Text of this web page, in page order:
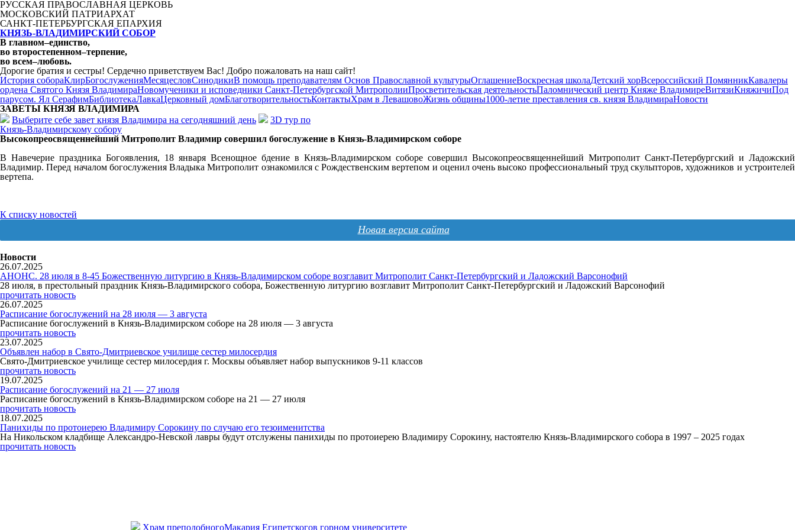
РУССКАЯ ПРАВОСЛАВНАЯ ЦЕРКОВЬ
МОСКОВСКИЙ ПАТРИАРХАТ
САНКТ-ПЕТЕРБУРГСКАЯ ЕПАРХИЯ
КНЯЗЬ-ВЛАДИМИРСКИЙ СОБОР
В главном–единство,
во второстепенном–терпение,
во всем–любовь.
Дорогие братия и сестры! Сердечно приветствуем Вас! Добро пожаловать на наш сайт!
История собораКлирБогослуженияМесяцесловСинодикиВ помощь преподавателям Основ Православной культурыОглашениеВоскресная школаДетский хорВсероссийский ПомянникКавалеры
ордена Святого Князя ВладимираНовомученики и исповедники Санкт-Петербургской МитрополииПросветительская деятельностьПаломнический центр Княже ВладимиреВитязиКняжичиПод
парусом. Ял СерафимБиблиотекаЛавкаЦерковный домБлаготворительностьКонтактыХрам в ЛевашовоЖизнь общины1000-летие преставления св. князя ВладимираНовости
ЗАВЕТЫ КНЯЗЯ ВЛАДИМИРА
Выберите себе завет князя Владимира на сегодняшний день
3D тур по
Князь-Владимирскому собору
Высокопреосвященнейший Митрополит Владимир совершил богослужение в Князь-Владимирском соборе
В Навечерие праздника Богоявления, 18 января Всенощное бдение в Князь-Владимирском соборе совершил Высокопреосвященнейший Митрополит Санкт-Петербургский и Ладожский
Владимир. Перед началом богослужения Владыка Митрополит ознакомился с Рождественским вертепом и оценил очень высоко профессиональный труд скульпторов, художников и устроителей
вертепа.
К списку новостей
Новая версия сайта
Новости
26.07.2025
АНОНС. 28 июля в 8-45 Божественную литургию в Князь-Владимирском соборе возглавит Митрополит Санкт-Петербургский и Ладожский Варсонофий
28 июля, в престольный праздник Князь-Владимирского собора, Божественную литургию возглавит Митрополит Санкт-Петербургский и Ладожский Варсонофий
прочитать новость
26.07.2025
Расписание богослужений на 28 июля — 3 августа
Расписание богослужений в Князь-Владимирском соборе на 28 июля — 3 августа
прочитать новость
23.07.2025
Объявлен набор в Свято-Дмитриевское училище сестер милосердия
Свято-Дмитриевское училище сестер милосердия г. Москвы объявляет набор выпускников 9-11 классов
прочитать новость
19.07.2025
Расписание богослужений на 21 — 27 июля
Расписание богослужений в Князь-Владимирском соборе на 21 — 27 июля
прочитать новость
18.07.2025
Панихиды по протоиерею Владимиру Сорокину по случаю его тезоименитства
На Никольском кладбище Александро-Невской лавры будут отслужены панихиды по протоиерею Владимиру Сорокину, настоятелю Князь-Владимирского собора в 1997 – 2025 годах
прочитать новость
Храм преподобногоМакария Египетскогов горном университете